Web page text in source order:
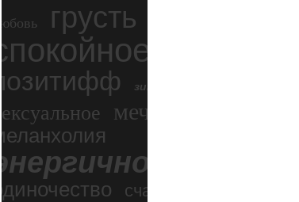
любовь грусть
спокойное
позитифф зимний экстрим
сексуальное мечтательное
меланхолия
энергичное
одиночество счастье